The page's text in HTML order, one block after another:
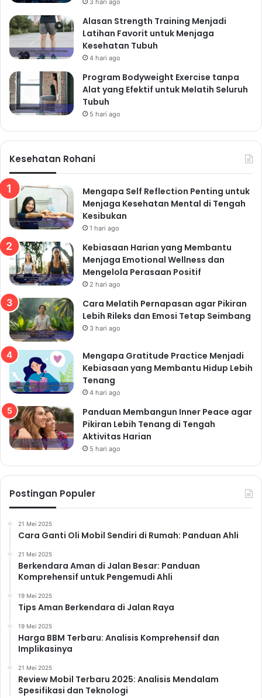
3 hari ago
Alasan Strength Training Menjadi
Latihan Favorit untuk Menjaga
Kesehatan Tubuh
4 hari ago
Program Bodyweight Exercise tanpa
Alat yang Efektif untuk Melatih Seluruh
Tubuh
5 hari ago
Kesehatan Rohani
Mengapa Self Reflection Penting untuk
Menjaga Kesehatan Mental di Tengah
Kesibukan
1 hari ago
Kebiasaan Harian yang Membantu
Menjaga Emotional Wellness dan
Mengelola Perasaan Positif
2 hari ago
Cara Melatih Pernapasan agar Pikiran
Lebih Rileks dan Emosi Tetap Seimbang
3 hari ago
Mengapa Gratitude Practice Menjadi
Kebiasaan yang Membantu Hidup Lebih
Tenang
4 hari ago
Panduan Membangun Inner Peace agar
Pikiran Lebih Tenang di Tengah
Aktivitas Harian
5 hari ago
Postingan Populer
21 Mei 2025
Cara Ganti Oli Mobil Sendiri di Rumah: Panduan Ahli
21 Mei 2025
Berkendara Aman di Jalan Besar: Panduan
Komprehensif untuk Pengemudi Ahli
19 Mei 2025
Tips Aman Berkendara di Jalan Raya
19 Mei 2025
Harga BBM Terbaru: Analisis Komprehensif dan
Implikasinya
21 Mei 2025
Review Mobil Terbaru 2025: Analisis Mendalam
Spesifikasi dan Teknologi